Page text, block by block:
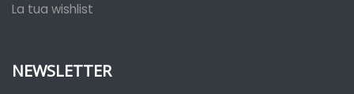
La tua wishlist
NEWSLETTER